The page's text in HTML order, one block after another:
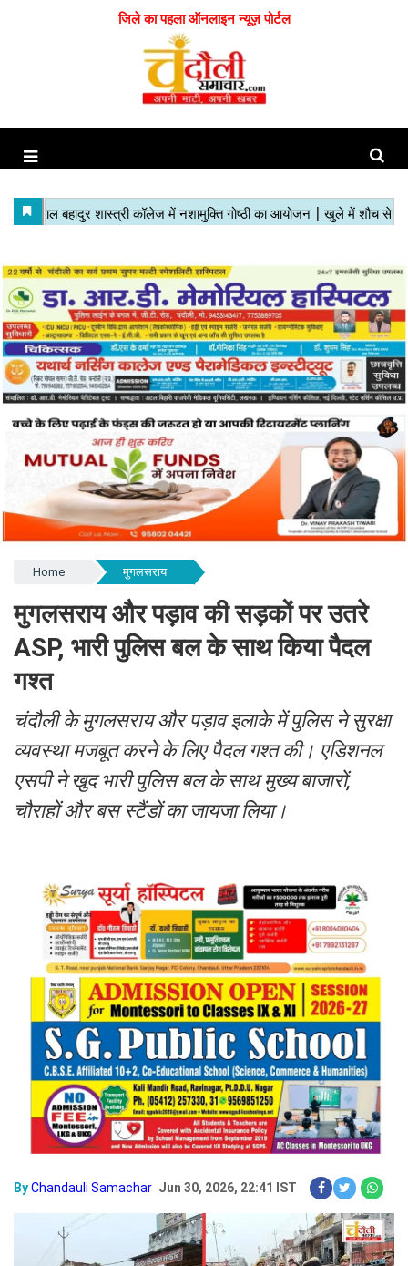
जिले का पहला ऑनलाइन न्यूज़ पोर्टल
Home मुगलसराय
मुगलसराय और पड़ाव की सड़कों पर उतरे
ASP, भारी पुलिस बल के साथ किया पैदल
गश्त
चंदौली के मुगलसराय और पड़ाव इलाके में पुलिस ने सुरक्षा
व्यवस्था मजबूत करने के लिए पैदल गश्त की। एडिशनल
एसपी ने खुद भारी पुलिस बल के साथ मुख्य बाजारों,
चौराहों और बस स्टैंडों का जायजा लिया।
ByChandauli Samachar Jun 30, 2026, 22:41 IST